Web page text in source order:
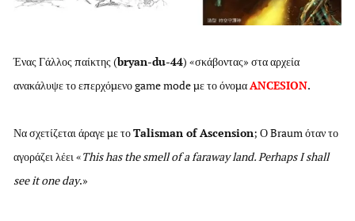
Ένας Γάλλος παίκτης (bryan-du-44) «σκάβοντας» στα αρχεία
ανακάλυψε το επερχόμενο game mode με το όνομαANCESION.
Να σχετίζεται άραγε με τοTalisman of Ascension; Ο Braum όταν το
αγοράζει λέει «This has the smell of a faraway land. Perhaps I shall
see it one day.»